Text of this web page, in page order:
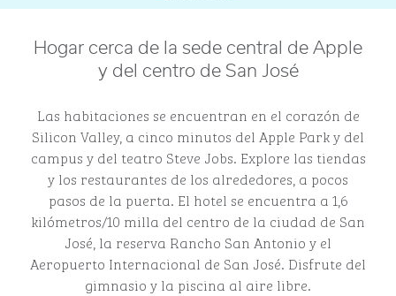
Hogar cerca de la sede central de Apple
y del centro de San José
Las habitaciones se encuentran en el corazón de
Silicon Valley, a cinco minutos del Apple Park y del
campus y del teatro Steve Jobs. Explore las tiendas
y los restaurantes de los alrededores, a pocos
pasos de la puerta. El hotel se encuentra a 1,6
kilómetros/10 milla del centro de la ciudad de San
José, la reserva Rancho San Antonio y el
Aeropuerto Internacional de San José. Disfrute del
gimnasio y la piscina al aire libre.